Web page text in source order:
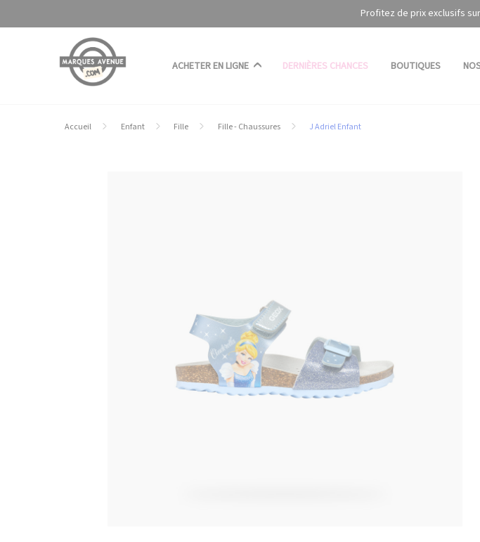
Profitez de prix exclusifs
ACHETER EN LIGNE DERNIÈRES CHANCES BOUTIQUES
Accueil Enfant Fille Fille - Chaussures J Adriel Enfant